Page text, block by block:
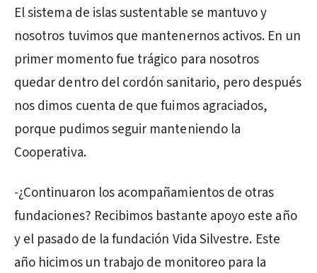
El sistema de islas sustentable se mantuvo y
nosotros tuvimos que mantenernos activos. En un
primer momento fue trágico para nosotros
quedar dentro del cordón sanitario, pero después
nos dimos cuenta de que fuimos agraciados,
porque pudimos seguir manteniendo la
Cooperativa.
-¿Continuaron los acompañamientos de otras
fundaciones? Recibimos bastante apoyo este año
y el pasado de la fundación Vida Silvestre. Este
año hicimos un trabajo de monitoreo para la